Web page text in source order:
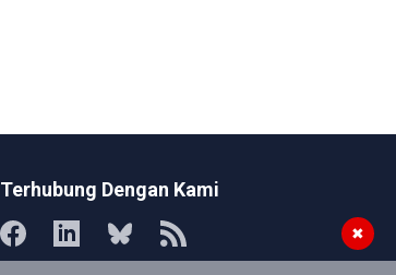
Terhubung Dengan Kami
✖